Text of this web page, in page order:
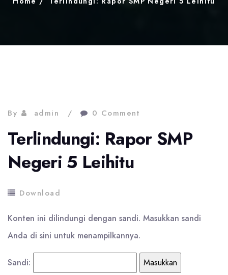
By admin 0 Comment
Terlindungi: Rapor SMP
Negeri 5 Leihitu
Download
Konten ini dilindungi dengan sandi. Masukkan sandi
Anda di sini untuk menampilkannya.
Sandi: